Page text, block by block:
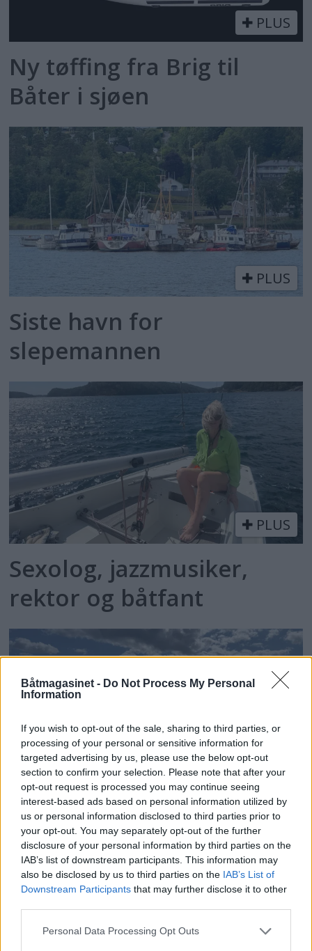
Båtmagasinet - Do Not Process My Personal
Information
If you wish to opt-out of the sale, sharing to third parties, or
processing of your personal or sensitive information for
targeted advertising by us, please use the below opt-out
section to confirm your selection. Please note that after your
opt-out request is processed you may continue seeing
interest-based ads based on personal information utilized by
us or personal information disclosed to third parties prior to
your opt-out. You may separately opt-out of the further
disclosure of your personal information by third parties on the
IAB’s list of downstream participants. This information may
also be disclosed by us to third parties on the IAB’s List of
Downstream Participants that may further disclose it to other
Personal Data Processing Opt Outs
PLUS
Ny tøffing fra Brig til
Båter i sjøen
PLUS
Siste havn for
slepemannen
PLUS
Sexolog, jazzmusiker,
rektor og båtfant
PLUS
Motorbåtdefilering i Risør